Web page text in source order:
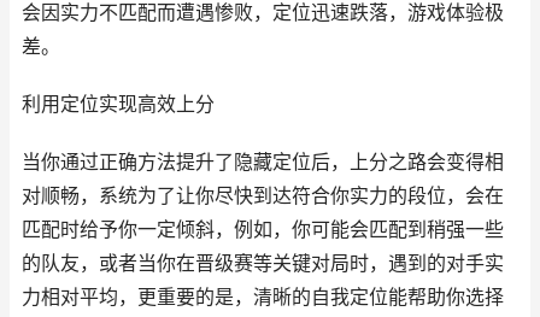
会因实力不匹配而遭遇惨败，定位迅速跌落，游戏体验极
差。
利用定位实现高效上分
当你通过正确方法提升了隐藏定位后，上分之路会变得相
对顺畅，系统为了让你尽快到达符合你实力的段位，会在
匹配时给予你一定倾斜，例如，你可能会匹配到稍强一些
的队友，或者当你在晋级赛等关键对局时，遇到的对手实
力相对平均，更重要的是，清晰的自我定位能帮助你选择